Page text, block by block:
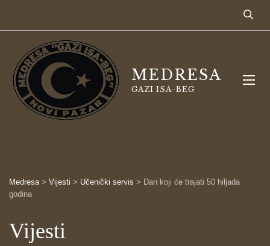
MEDRESA
GAZI ISA-BEG
Medresa> Vijesti > Učenički servis > Dan koji će trajati 50 hiljada
godina
Vijesti